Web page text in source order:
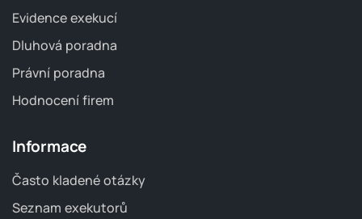
Evidence exekucí
Dluhová poradna
Právní poradna
Hodnocení firem
Informace
Často kladené otázky
Seznam exekutorů